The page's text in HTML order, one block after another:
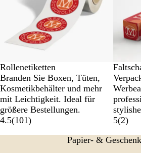
Rollenetiketten
Branden Sie Boxen, Tüten,
Kosmetikbehälter und mehr
mit Leichtigkeit. Ideal für
größere Bestellungen.
4.5(101)
5(2)
Papier- &